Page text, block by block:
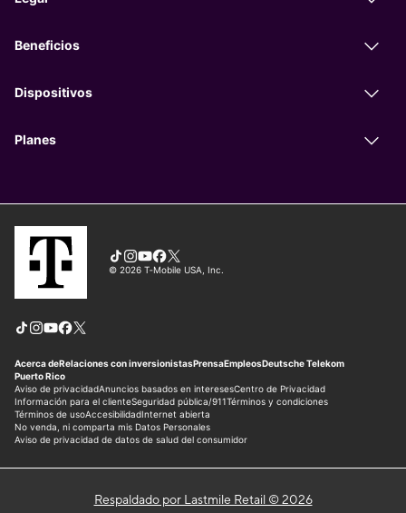
Respaldado por Lastmile Retail © 2026